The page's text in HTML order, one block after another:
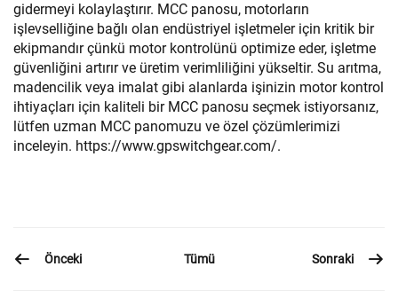
gidermeyi kolaylaştırır. MCC panosu, motorların
işlevselliğine bağlı olan endüstriyel işletmeler için kritik bir
ekipmandır çünkü motor kontrolünü optimize eder, işletme
güvenliğini artırır ve üretim verimliliğini yükseltir. Su arıtma,
madencilik veya imalat gibi alanlarda işinizin motor kontrol
ihtiyaçları için kaliteli bir MCC panosu seçmek istiyorsanız,
lütfen uzman MCC panomuzu ve özel çözümlerimizi
inceleyin. https://www.gpswitchgear.com/.
Önceki Tümü Sonraki